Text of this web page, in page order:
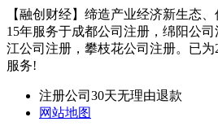
【融创财经】缔造产业经济新生态
15年服务于成都公司注册，绵阳公
江公司注册，攀枝花公司注册。已为
服务!
注册公司30天无理由退款
网站地图